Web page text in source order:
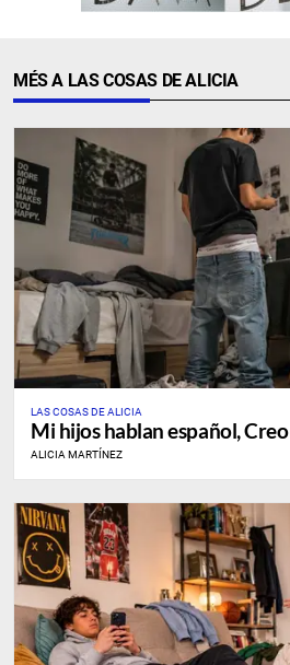
MÉS A LAS COSAS DE ALICIA
LAS COSAS DE ALICIA
Mi hijos hablan español, Creo
ALICIA MARTÍNEZ